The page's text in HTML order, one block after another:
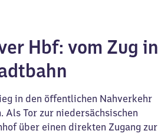
Hbf: vom Zug in
in den öffentlichen Nahverkehr
Als Tor zur niedersächsischen
über einen direkten Zugang zur